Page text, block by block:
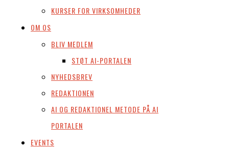
KURSER FOR VIRKSOMHEDER
OM OS
BLIV MEDLEM
STØT AI-PORTALEN
NYHEDSBREV
REDAKTIONEN
AI OG REDAKTIONEL METODE PÅ AI
PORTALEN
EVENTS